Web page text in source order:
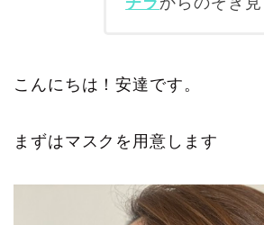
こんにちは！安達です。
まずはマスクを用意します